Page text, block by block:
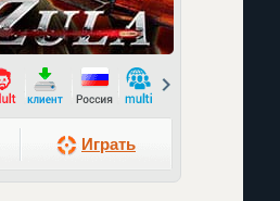
Играть